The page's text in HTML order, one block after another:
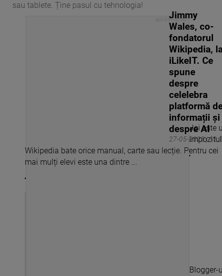
sau tablete. Ține pasul cu tehnologia!
27-05-2023 |
Jimmy
Wales, co-
fondatorul
Wikipedia,
iLikeIT. Ce
spune
despre
celelebra
platformă
informații și
despre AI
Wikipedia bate orice manual, carte sau lecție. Pentru cei
mai mulți elevi este una dintre ...
Joi este
Blogger-